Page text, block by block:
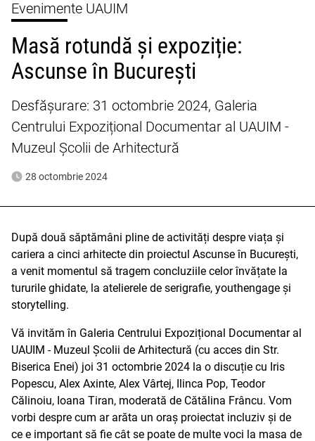
Evenimente UAUIM
Masă rotundă și expoziție:
Ascunse în București
Desfășurare: 31 octombrie 2024, Galeria
Centrului Expozițional Documentar al UAUIM -
Muzeul Școlii de Arhitectură
28 octombrie 2024
După două săptămâni pline de activități despre viața și
cariera a cinci arhitecte din proiectul Ascunse în București,
a venit momentul să tragem concluziile celor învățate la
tururile ghidate, la atelierele de serigrafie, youthengage și
storytelling.
Vă invităm în Galeria Centrului Expozițional Documentar al
UAUIM - Muzeul Școlii de Arhitectură (cu acces din Str.
Biserica Enei) joi 31 octombrie 2024 la o discuție cu Iris
Popescu, Alex Axinte, Alex Vârtej, Ilinca Pop, Teodor
Călinoiu, Ioana Tiran, moderată de Cătălina Frâncu. Vom
vorbi despre cum ar arăta un oraș proiectat incluziv și de
ce e important să fie cât se poate de multe voci la masa de